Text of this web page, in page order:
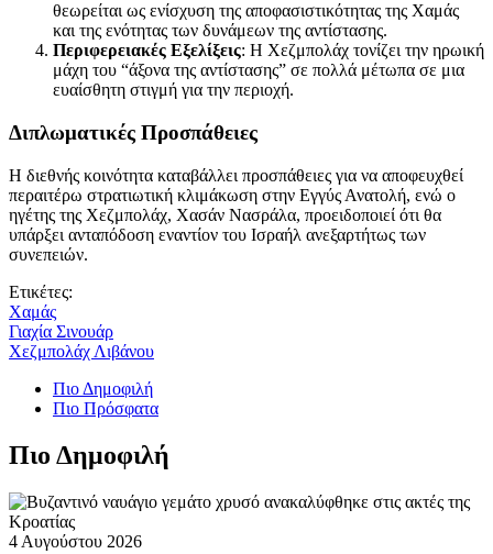
θεωρείται ως ενίσχυση της αποφασιστικότητας της Χαμάς
και της ενότητας των δυνάμεων της αντίστασης.
Περιφερειακές Εξελίξεις: Η Χεζμπολάχ τονίζει την ηρωική
μάχη του “άξονα της αντίστασης” σε πολλά μέτωπα σε μια
ευαίσθητη στιγμή για την περιοχή.
Διπλωματικές Προσπάθειες
Η διεθνής κοινότητα καταβάλλει προσπάθειες για να αποφευχθεί
περαιτέρω στρατιωτική κλιμάκωση στην Εγγύς Ανατολή, ενώ ο
ηγέτης της Χεζμπολάχ, Χασάν Νασράλα, προειδοποιεί ότι θα
υπάρξει ανταπόδοση εναντίον του Ισραήλ ανεξαρτήτως των
συνεπειών.
Ετικέτες:
Χαμάς
Γιαχία Σινουάρ
Χεζμπολάχ Λιβάνου
Πιο Δημοφιλή
Πιο Πρόσφατα
Πιο Δημοφιλή
4 Αυγούστου 2026